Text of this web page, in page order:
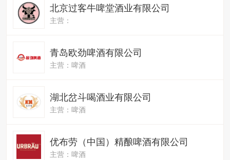
北京过客牛啤堂酒业有限公司
主营：
青岛欧劲啤酒有限公司
主营：啤酒
湖北岔斗喝酒业有限公司
主营：啤酒
优布劳（中国）精酿啤酒有限公司
主营：啤酒